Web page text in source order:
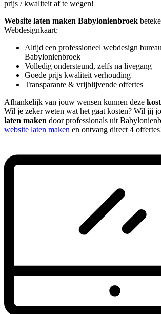
prijs / kwaliteit af te wegen!
Website laten maken Babylonienbroek
Webdesignkaart:
Altijd een professioneel webdesign
Babylonienbroek
Volledig ondersteund, zelfs na livegang
Goede prijs kwaliteit verhouding
Transparante & vrijblijvende offertes
Afhankelijk van jouw wensen kunnen deze
Wil je zeker weten wat het gaat kosten? Wil jij
laten maken door professionals uit
website laten maken en ontvang direct 4